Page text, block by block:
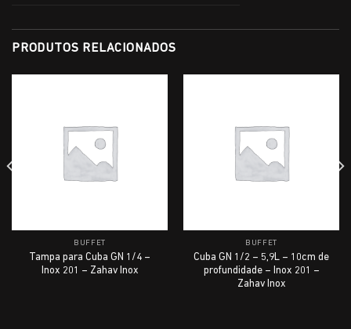
PRODUTOS RELACIONADOS
BUFFET
Tampa para Cuba GN 1/4 –
Inox 201 – Zahav Inox
BUFFET
Cuba GN 1/2 – 5,9L – 10cm de
profundidade – Inox 201 –
Zahav Inox